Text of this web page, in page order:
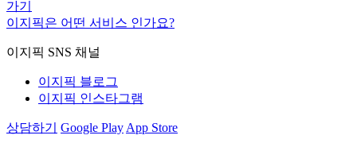
이지픽은 어떤 서비스 인가요?
이지픽 SNS 채널
이지픽 블로그
이지픽 인스타그램
상담하기 Google Play App Store